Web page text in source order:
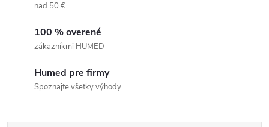
nad 50 €
100 % overené
zákazníkmi HUMED
Humed pre firmy
Spoznajte všetky výhody.